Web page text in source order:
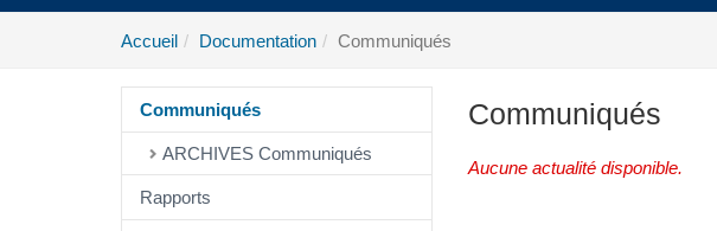
Accueil Documentation Communiqués
Communiqués
ARCHIVES Communiqués
Rapports
Communiqués
Aucune actualité disponible.